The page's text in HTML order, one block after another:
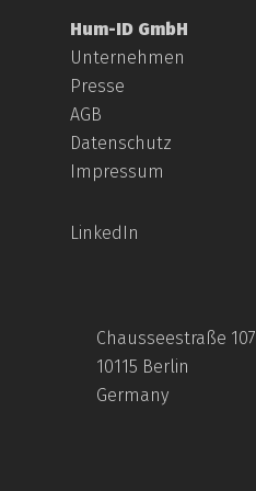
Hum-ID GmbH
Unternehmen
Presse
AGB
Datenschutz
Impressum
LinkedIn
Chausseestraße 107
10115 Berlin
Germany